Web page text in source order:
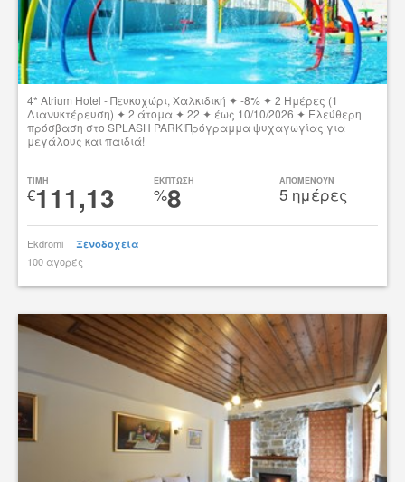
4* Atrium Hotel - Πευκοχώρι, Χαλκιδική ✦ -8% ✦ 2 Ημέρες (1
Διανυκτέρευση) ✦ 2 άτομα ✦ 22 ✦ έως 10/10/2026 ✦ Ελεύθερη
πρόσβαση στο SPLASH PARK!Πρόγραμμα ψυχαγωγίας για
μεγάλους και παιδιά!
TIMH
€111,13 ΕΚΠΤΩΣΗ
%8 ΑΠΟΜΕΝΟΥΝ
5 ημέρες
Ekdromi Ξενοδοχεία
100 αγορές
tsibato